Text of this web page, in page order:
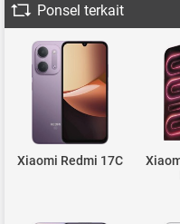
Ponsel terkait
Xiaomi Redmi 17C